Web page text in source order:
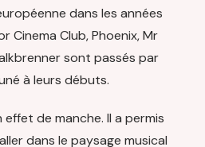
dans les années
Cinema Club, Phoenix, Mr
sont passés par
à leurs débuts.
effet de manche. Il a permis
dans le paysage musical